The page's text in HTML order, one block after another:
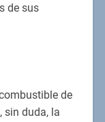
de sus
de
sin duda, la